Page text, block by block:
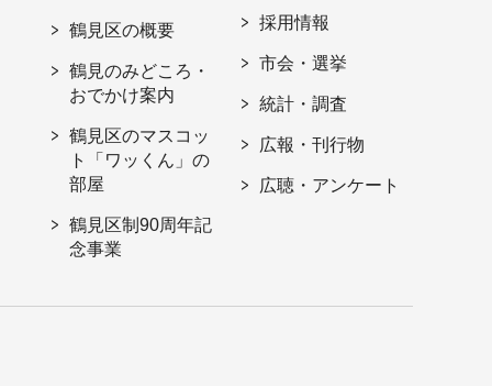
鶴見区の概要
鶴見のみどころ・
おでかけ案内
鶴見区のマスコッ
ト「ワッくん」の
部屋
鶴見区制90周年記
念事業
採用情報
市会・選挙
統計・調査
広報・刊行物
広聴・アンケート